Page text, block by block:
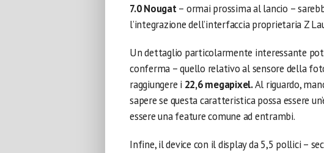
7.0 Nougat– ormai prossima al lancio –
l’integrazione dell’interfaccia proprietaria Z
Un dettaglio particolarmente interessante
conferma – quello relativo al sensore della
raggiungere i 22,6 megapixel.Al riguardo,
sapere se questa caratteristica possa essere
essere una feature comune ad entrambi.
Infine, il device con il display da 5,5 pollici –